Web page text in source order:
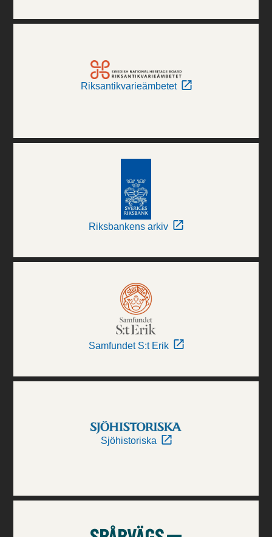
Riksantikvarieämbetet
Riksbankens arkiv
Samfundet S:t Erik
Sjöhistoriska